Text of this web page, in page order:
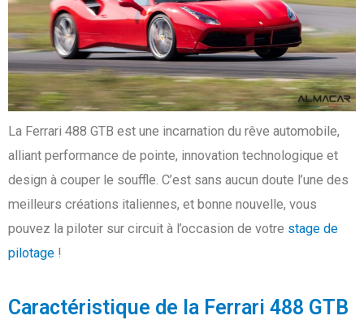
La Ferrari 488 GTB est une incarnation du rêve automobile,
alliant performance de pointe, innovation technologique et
design à couper le souffle. C’est sans aucun doute l’une des
meilleurs créations italiennes, et bonne nouvelle, vous
pouvez la piloter sur circuit à l’occasion de votre stage de
pilotage !
Caractéristique de la Ferrari 488 GTB